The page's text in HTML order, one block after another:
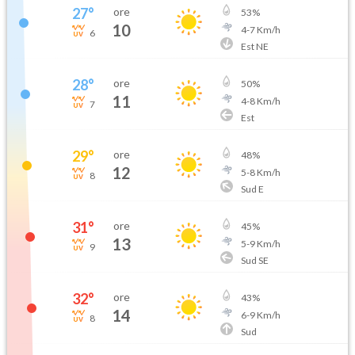
27°
6
ore
10
53%
4-7Km/h
Est NE
28°
7
ore
11
50%
4-8Km/h
Est
29°
8
ore
12
48%
5-8Km/h
Sud E
31°
9
ore
13
45%
5-9Km/h
Sud SE
32°
8
ore
14
43%
6-9Km/h
Sud